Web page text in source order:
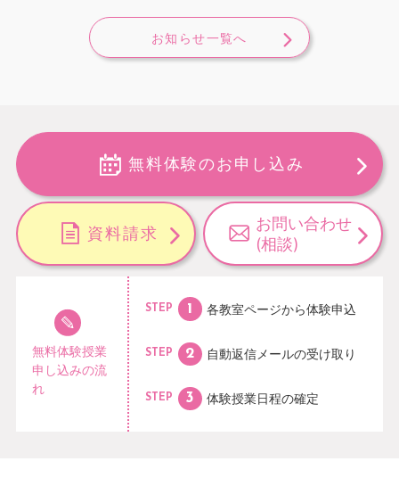
お知らせ一覧へ
無料体験のお申し込み
資料請求
お問い合わせ
(相談)
無料体験授業
申し込みの流
れ
STEP 各教室ページから体験申込
STEP 自動返信メールの受け取り
STEP 体験授業日程の確定